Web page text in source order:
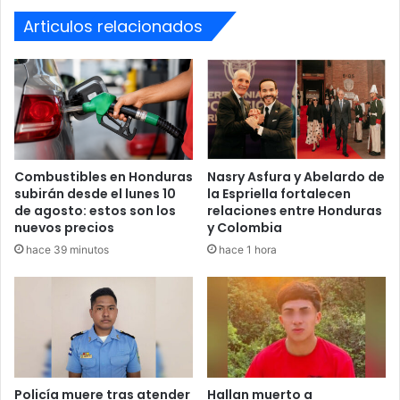
Articulos relacionados
Combustibles en Honduras
subirán desde el lunes 10
de agosto: estos son los
nuevos precios
hace 39 minutos
Nasry Asfura y Abelardo de
la Espriella fortalecen
relaciones entre Honduras
y Colombia
hace 1 hora
Policía muere tras atender Hallan muerto a